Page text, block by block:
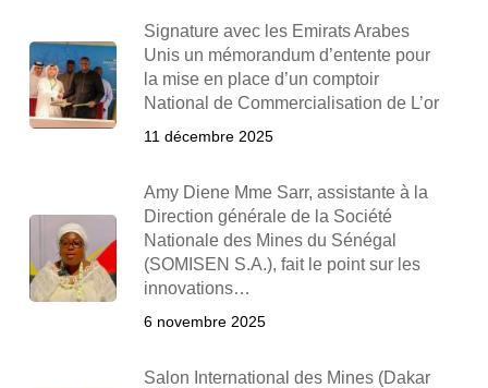
Signature avec les Emirats Arabes
Unis un mémorandum d’entente pour
la mise en place d’un comptoir
National de Commercialisation de L’or
11 décembre 2025
Amy Diene Mme Sarr, assistante à la
Direction générale de la Société
Nationale des Mines du Sénégal
(SOMISEN S.A.), fait le point sur les
innovations…
6 novembre 2025
Salon International des Mines (Dakar